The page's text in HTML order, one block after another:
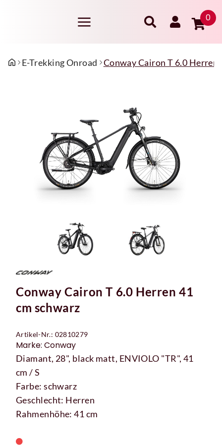
0
E-Trekking Onroad Conway Cairon T 6.0 Herren
Conway Cairon T 6.0 Herren 41
cm schwarz
Artikel-Nr.: 02810279
Marke: Conway
Diamant, 28", black matt, ENVIOLO "TR", 41
cm / S
Farbe: schwarz
Geschlecht: Herren
Rahmenhöhe: 41 cm